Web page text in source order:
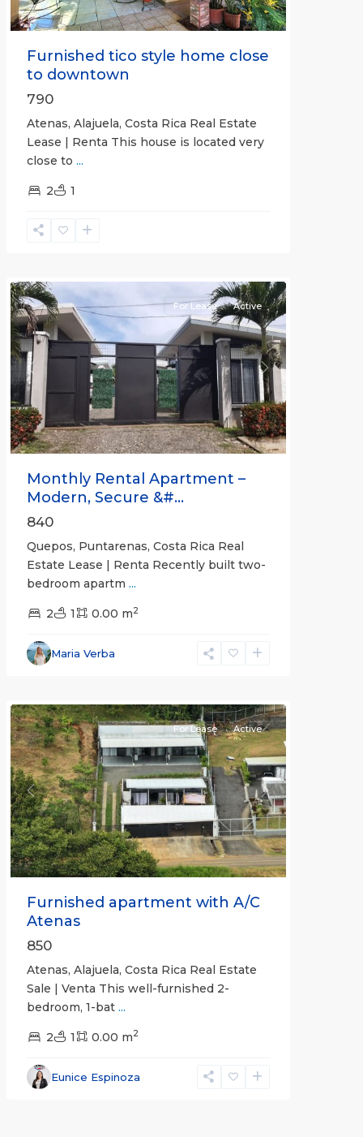
Furnished tico style home close
to downtown
790
Atenas, Alajuela, Costa Rica Real Estate
Lease | Renta This house is located very
close to ...
2 1
Previous Next
For Lease Active
Monthly Rental Apartment –
Modern, Secure &#...
840
Quepos, Puntarenas, Costa Rica Real
Estate Lease | Renta Recently built two-
bedroom apartm ...
2 1 0.00 m2
Maria Verba
Alajuela
(Province)
Previous Next
For Lease Active
Furnished apartment with A/C
Atenas
850
Atenas, Alajuela, Costa Rica Real Estate
Sale | Venta This well-furnished 2-
bedroom, 1-bat ...
2 1 0.00 m2
Eunice Espinoza